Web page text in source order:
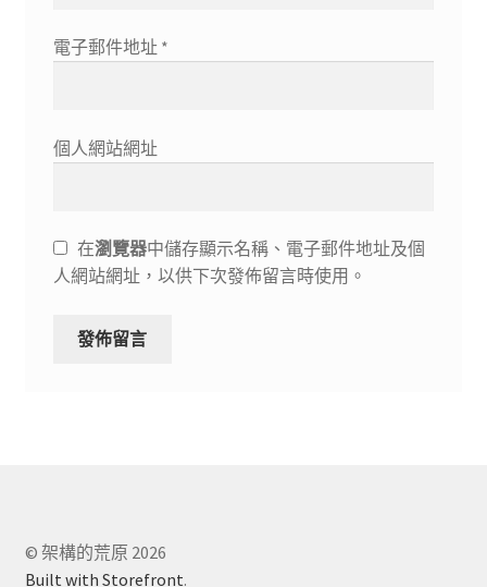
電子郵件地址 *
個人網站網址
在瀏覽器中儲存顯示名稱、電子郵件地址及個
人網站網址，以供下次發佈留言時使用。
© 架構的荒原 2026
Built with Storefront.